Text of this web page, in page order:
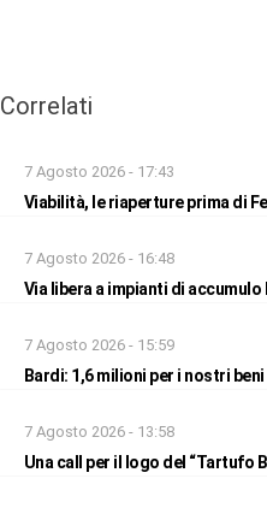
Correlati
7 Agosto 2026 - 17:43
Viabilità, le riaperture prima di
7 Agosto 2026 - 16:48
Via libera a impianti di accumulo
7 Agosto 2026 - 15:59
Bardi: 1,6 milioni per i nostri
7 Agosto 2026 - 13:58
Una call per il logo del “Tartufo